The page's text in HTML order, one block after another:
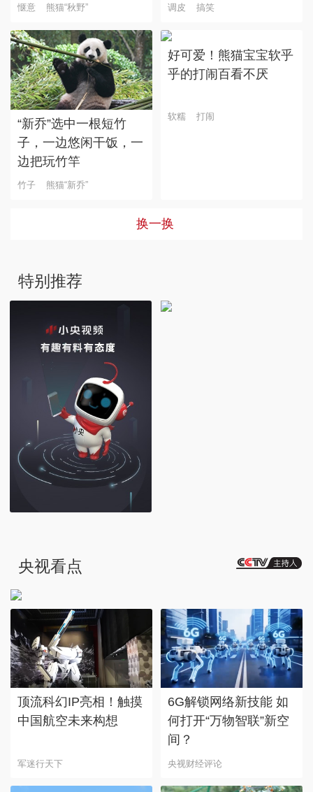
惬意 熊猫“秋野” 调皮 搞笑
“新乔”选中一根短竹
子，一边悠闲干饭，一
边把玩竹竿
竹子 熊猫“新乔”
好可爱！熊猫宝宝软乎
乎的打闹百看不厌
软糯 打闹
换一换
特别推荐
央视看点
从野生驯化到餐桌美食
一粒大豆如何跨越千年？
顶流科幻IP亮相！触摸
中国航空未来构想
军迷行天下
6G解锁网络新技能 如
何打开“万物智联”新空
间？
央视财经评论